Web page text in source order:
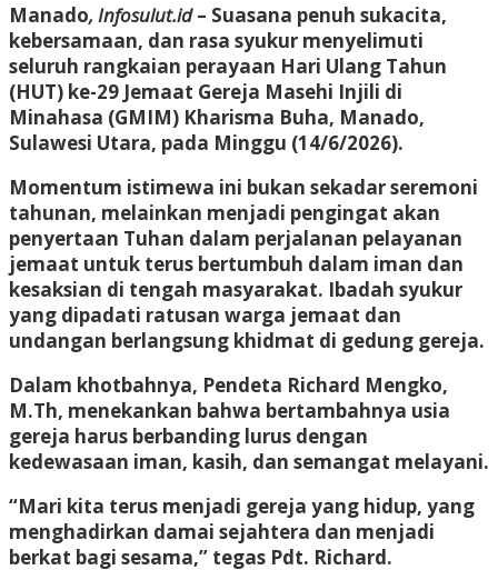
Manado, Infosulut.id– Suasana penuh sukacita,
kebersamaan, dan rasa syukur menyelimuti
seluruh rangkaian perayaan Hari Ulang Tahun
(HUT) ke-29 Jemaat Gereja Masehi Injili di
Minahasa (GMIM) Kharisma Buha, Manado,
Sulawesi Utara, pada Minggu (14/6/2026).
Momentum istimewa ini bukan sekadar seremoni
tahunan, melainkan menjadi pengingat akan
penyertaan Tuhan dalam perjalanan pelayanan
jemaat untuk terus bertumbuh dalam iman dan
kesaksian di tengah masyarakat. Ibadah syukur
yang dipadati ratusan warga jemaat dan
undangan berlangsung khidmat di gedung gereja.
Dalam khotbahnya, Pendeta Richard Mengko,
M.Th, menekankan bahwa bertambahnya usia
gereja harus berbanding lurus dengan
kedewasaan iman, kasih, dan semangat melayani.
“Mari kita terus menjadi gereja yang hidup, yang
menghadirkan damai sejahtera dan menjadi
berkat bagi sesama,” tegas Pdt. Richard.